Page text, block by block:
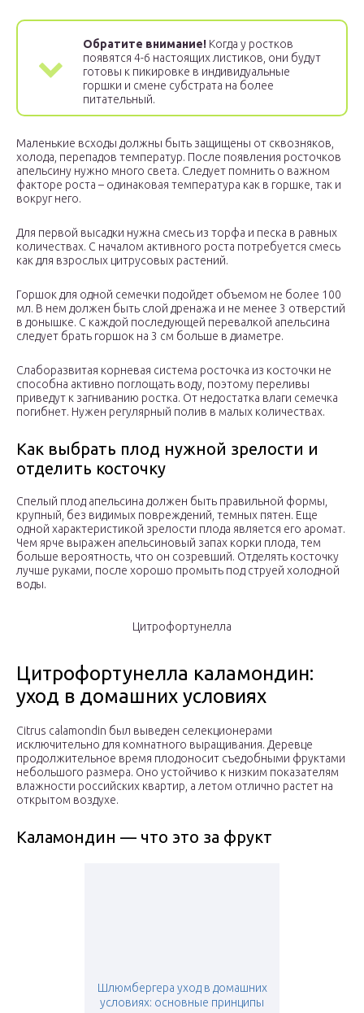
Обратите внимание! Когда у ростков
появятся 4-6 настоящих листиков, они будут
готовы к пикировке в индивидуальные
горшки и смене субстрата на более
питательный.
Маленькие всходы должны быть защищены от сквозняков,
холода, перепадов температур. После появления росточков
апельсину нужно много света. Следует помнить о важном
факторе роста – одинаковая температура как в горшке, так и
вокруг него.
Для первой высадки нужна смесь из торфа и песка в равных
количествах. С началом активного роста потребуется смесь
как для взрослых цитрусовых растений.
Горшок для одной семечки подойдет объемом не более 100
мл. В нем должен быть слой дренажа и не менее 3 отверстий
в донышке. С каждой последующей перевалкой апельсина
следует брать горшок на 3 см больше в диаметре.
Слаборазвитая корневая система росточка из косточки не
способна активно поглощать воду, поэтому переливы
приведут к загниванию ростка. От недостатка влаги семечка
погибнет. Нужен регулярный полив в малых количествах.
Как выбрать плод нужной зрелости и
отделить косточку
Спелый плод апельсина должен быть правильной формы,
крупный, без видимых повреждений, темных пятен. Еще
одной характеристикой зрелости плода является его аромат.
Чем ярче выражен апельсиновый запах корки плода, тем
больше вероятность, что он созревший. Отделять косточку
лучше руками, после хорошо промыть под струей холодной
воды.
Цитрофортунелла
Цитрофортунелла каламондин:
уход в домашних условиях
Citrus calamondin был выведен селекционерами
исключительно для комнатного выращивания. Деревце
продолжительное время плодоносит съедобными фруктами
небольшого размера. Оно устойчиво к низким показателям
влажности российских квартир, а летом отлично растет на
открытом воздухе.
Каламондин — что это за фрукт
Шлюмбергера уход в домашних
условиях: основные принципы